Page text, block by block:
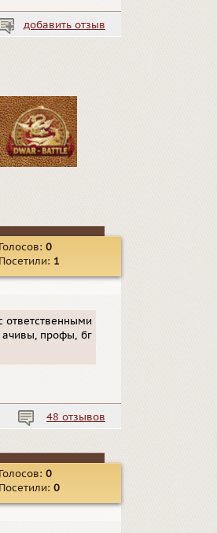
добавить отзыв
Голосов: 0
Посетили: 1
ответственными
профы, бг
48 отзывов
Голосов: 0
Посетили: 0